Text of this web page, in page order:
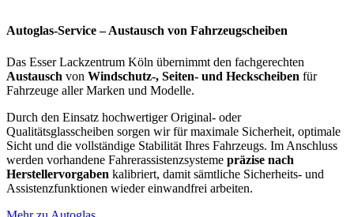
Autoglas-Service – Austausch von Fahrzeugscheiben
Das Esser Lackzentrum Köln übernimmt den fachgerechten
Austausch von Windschutz-, Seiten- und Heckscheiben für
Fahrzeuge aller Marken und Modelle.
Durch den Einsatz hochwertiger Original- oder
Qualitätsglasscheiben sorgen wir für maximale Sicherheit, optimale
Sicht und die vollständige Stabilität Ihres Fahrzeugs. Im Anschluss
werden vorhandene Fahrerassistenzsysteme präzise nach
Herstellervorgaben kalibriert, damit sämtliche Sicherheits- und
Assistenzfunktionen wieder einwandfrei arbeiten.